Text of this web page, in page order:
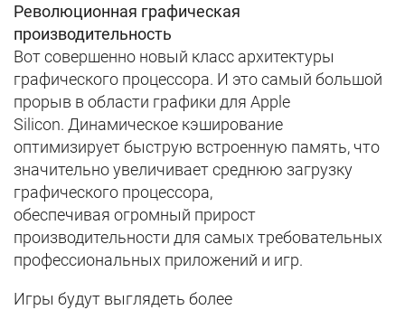
Революционная графическая
производительность
Вот совершенно новый класс архитектуры
графического процессора. И это самый большой
прорыв в области графики для Apple
Silicon. Динамическое кэширование
оптимизирует быструю встроенную память, что
значительно увеличивает среднюю загрузку
графического процессора,
обеспечивая огромный прирост
производительности для самых требовательных
профессиональных приложений и игр.
Игры будут выглядеть более